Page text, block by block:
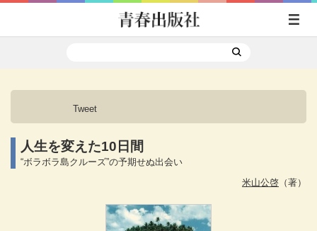
Tweet
人生を変えた10日間
“ボラボラ島クルーズ”の予期せぬ出会い
米山公啓 （著）